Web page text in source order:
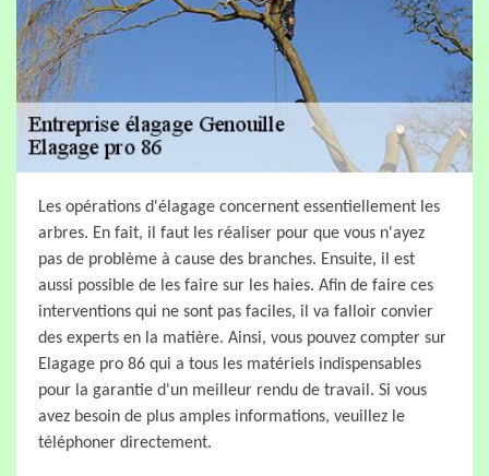
Les opérations d'élagage concernent essentiellement les
arbres. En fait, il faut les réaliser pour que vous n'ayez
pas de problème à cause des branches. Ensuite, il est
aussi possible de les faire sur les haies. Afin de faire ces
interventions qui ne sont pas faciles, il va falloir convier
des experts en la matière. Ainsi, vous pouvez compter sur
Elagage pro 86 qui a tous les matériels indispensables
pour la garantie d'un meilleur rendu de travail. Si vous
avez besoin de plus amples informations, veuillez le
téléphoner directement.